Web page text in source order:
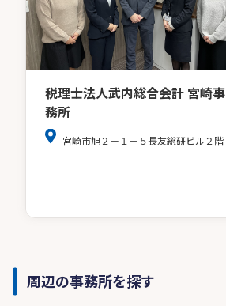
税理士法人武内総合会計 宮崎事
務所
宮崎市旭２－１－５長友総研ビル２階
周辺の事務所を探す